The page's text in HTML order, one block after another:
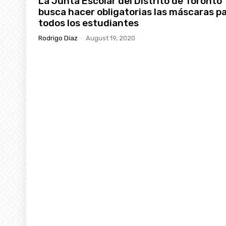
busca hacer obligatorias las máscaras
todos los estudiantes
Rodrigo Díaz - August 19, 2020